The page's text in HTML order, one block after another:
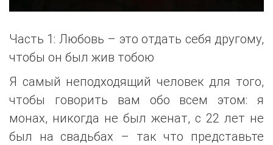
Часть 1: Любовь – это отдать себя другому,
чтобы он был жив тобою
Я самый неподходящий человек для того,
чтобы говорить вам обо всем этом: я
монах, никогда не был женат, с 22 лет не
был на свадьбах – так что представьте